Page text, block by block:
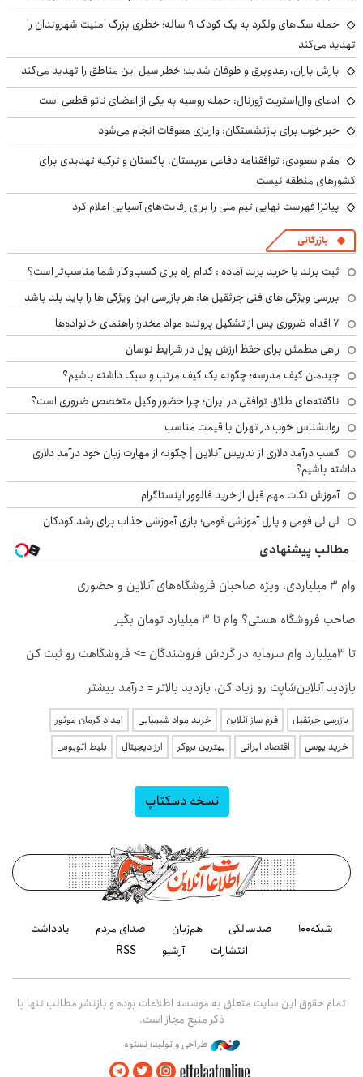
حمله سگ‌های ولگرد به یک کودک ۹ ساله؛ خطری بزرگ امنیت شهروندان را
تهدید می‌کند
بارش باران، رعدوبرق و طوفان شدید؛ خطر سیل این مناطق را تهدید می‌کند
ادعای وال‌استریت ژورنال: حمله روسیه به یکی از اعضای ناتو قطعی است
خبر خوب برای بازنشستگان: واریزی معوقات انجام می‌شود
مقام سعودی: توافقنامه دفاعی عربستان، پاکستان و ترکیه تهدیدی برای
کشورهای منطقه نیست
پیاتزا فهرست نهایی تیم ملی را برای رقابت‌های آسیایی اعلام کرد
بازرگانی
ثبت برند یا خرید برند آماده : کدام راه برای کسب‌وکار شما مناسب‌تر است؟
بررسی ویژگی های فنی جرثقیل ها: هر بازرسی این ویژگی ها را باید بلد باشد
۷ اقدام ضروری پس از تشکیل پرونده مواد مخدر؛ راهنمای خانواده‌ها
راهی مطمئن برای حفظ ارزش پول در شرایط نوسان
چیدمان کیف مدرسه؛ چگونه یک کیف مرتب و سبک داشته باشیم؟
ناگفته‌های طلاق توافقی در ایران؛ چرا حضور وکیل متخصص ضروری است؟
روانشناس خوب در تهران با قیمت مناسب
کسب درآمد دلاری از تدریس آنلاین | چگونه از مهارت زبان خود درآمد دلاری
داشته باشیم؟
آموزش نکات مهم قبل از خرید فالوور اینستاگرام
لی لی فومی و پازل آموزشی فومی؛ بازی آموزشی جذاب برای رشد کودکان
مطالب پیشنهادی
وام ۳ میلیاردی، ویژه صاحبان فروشگاه‌های آنلاین و حضوری
صاحب فروشگاه هستی؟ وام تا ۳ میلیارد تومان بگیر
تا 3میلیارد وام سرمایه در گردش فروشندگان => فروشگاهت رو ثبت کن
بازدید آنلاین‌شاپت رو زیاد کن، بازدید بالاتر = درآمد بیشتر
بازرسی جرثقیل فرم ساز آنلاین خرید مواد شیمیایی
امداد کرمان موتور
خرید یوسی
اقتصاد ایرانی بهترین بروکر ارز دیجیتال بلیط اتوبوس
نسخه دسکتاپ
شبکه۱۰۰ صدسالگی هم‌زبان صدای مردم
یادداشت
انتشارات
آرشیو RSS
تمام حقوق این سایت متعلق به موسسه اطلاعات بوده و بازنشر مطالب تنها با
ذکر منبع مجاز است.
طراحی و تولید: نستوه